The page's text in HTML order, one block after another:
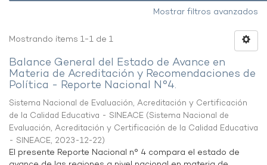
Mostrar filtros avanzados
Mostrando ítems 1-1 de 1
Balance General del Estado de Avance en
Materia de Acreditación y Recomendaciones de
Política - Reporte Nacional N°4.
Sistema Nacional de Evaluación, Acreditación y Certificación
de la Calidad Educativa - SINEACE (Sistema Nacional de
Evaluación, Acreditación y Certificación de la Calidad Educativa
- SINEACE, 2023-12-22)
El presente Reporte Nacional n° 4 compara el estado de